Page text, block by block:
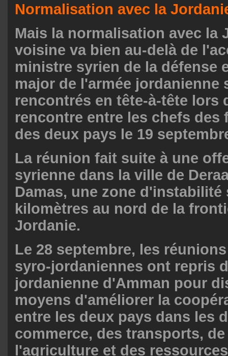
Normalisation avec la
Mais la normalisation avec la
voisine va bien au-delà de
ministre syrien de la défense
major de l'armée jordanienne
rencontrés en tête-à-tête lors
rencontre entre les chefs des
des deux pays le 19
La réunion fait suite à une
syrienne dans la ville de
Damas, une zone d'instabilité
kilomètres au nord de la
Jordanie.
Le 28 septembre, les
syro-jordaniennes ont repris
jordanienne d'Amman pour
moyens d'améliorer la
entre les deux pays dans les
commerce, des transports,
l'agriculture et des